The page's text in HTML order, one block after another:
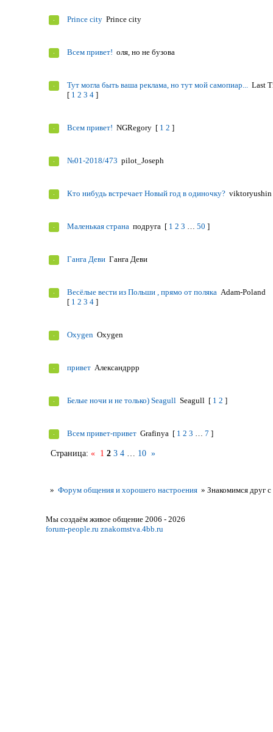
Prince city Prince city
Всем привет! оля, но не бузова
Тут могла быть ваша реклама, но тут мой самопиар... Last
[ 1 2 3 4 ]
Всем привет! NGRegory [ 1 2 ]
№01-2018/473 pilot_Joseph
Кто нибудь встречает Новый год в одиночку? viktoryushin
Маленькая страна подруга [ 1 2 3 … 50 ]
Ганга Деви Ганга Деви
Весёлые вести из Польши , прямо от поляка Adam-Poland
[ 1 2 3 4 ]
Oxygen Oxygen
привет Александррр
Белые ночи и не только) Seagull Seagull [ 1 2 ]
Всем привет-привет Grafinya [ 1 2 3 … 7 ]
Страница: « 1 2 3 4 10 »
» Форум общения и хорошего настроения » Знакомимся друг
Мы создаём живое общение 2006 - 2026
forum-people.ru znakomstva.4bb.ru